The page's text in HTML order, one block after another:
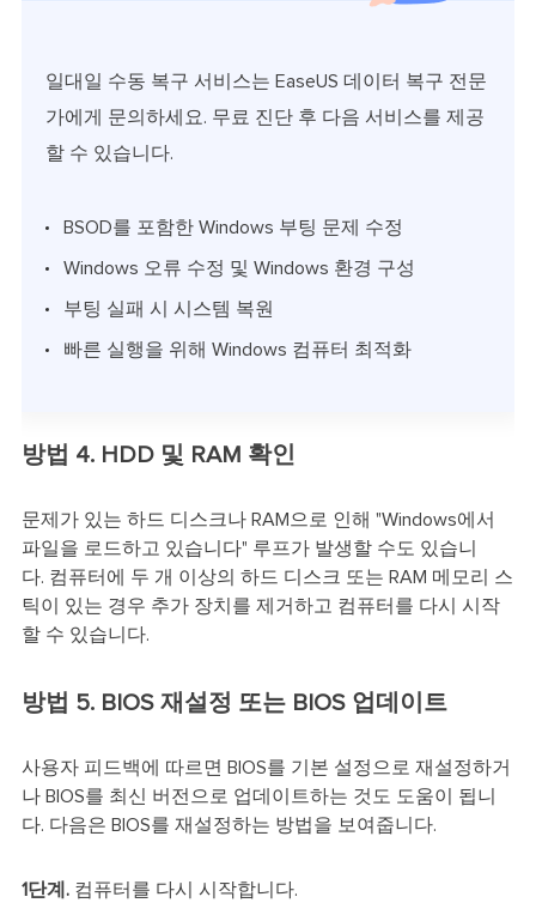
일대일 수동 복구 서비스는 EaseUS 데이터 복구 전문
가에게 문의하세요. 무료 진단 후 다음 서비스를 제공
할 수 있습니다.
BSOD를 포함한 Windows 부팅 문제 수정
Windows 오류 수정 및 Windows 환경 구성
부팅 실패 시 시스템 복원
빠른 실행을 위해 Windows 컴퓨터 최적화
방법 4. HDD 및 RAM 확인
문제가 있는 하드 디스크나 RAM으로 인해 "Windows에서
파일을 로드하고 있습니다" 루프가 발생할 수도 있습니
다. 컴퓨터에 두 개 이상의 하드 디스크 또는 RAM 메모리 스
틱이 있는 경우 추가 장치를 제거하고 컴퓨터를 다시 시작
할 수 있습니다.
방법 5. BIOS 재설정 또는 BIOS 업데이트
사용자 피드백에 따르면 BIOS를 기본 설정으로 재설정하거
나 BIOS를 최신 버전으로 업데이트하는 것도 도움이 됩니
다. 다음은 BIOS를 재설정하는 방법을 보여줍니다.
1단계.컴퓨터를 다시 시작합니다.